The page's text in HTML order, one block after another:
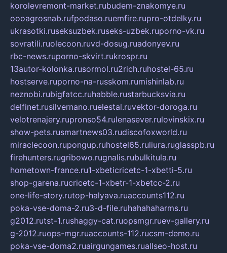
korolevremont-market.rubudem-znakomye.ru
oooagrosnab.rufpodaso.ruemfire.rupro-otdelky.ru
ukrasotki.ruseksuzbek.ruseks-uzbek.ruporno-vk.ru
sovratili.ruolecoon.ruvd-dosug.ruadonyev.ru
rbc-news.ruporno-skvirt.rukrospr.ru
13autor-kolonka.rusormol.ru2rich.ruhostel-65.ru
hostserve.ruporno-na-russkom.rumishinlab.ru
neznobi.rubigfatcc.ruhabble.rustarbucksvia.ru
delfinet.rusilvernano.ruelestal.ruvektor-doroga.ru
velotrenajery.rupronso54.rulenasever.rulovinskix.ru
show-pets.rusmartnews03.rudiscofoxworld.ru
miraclecoon.rupongup.ruhostel65.ruliura.ruglasspb.ru
firehunters.rugribowo.rugnalis.rubulkitula.ru
hometown-france.ru1-xbeticricetc-1-xbetti-5.ru
shop-garena.rucricetc-1-xbetr-1-xbetcc-2.ru
one-life-story.rutop-halyava.ruaccounts112.ru
poka-vse-doma-2.ru3-d-file.ruhahahaharms.ru
g2012.rutst-1.rushaggy-cat.ruopsmgr.ruev-gallery.ru
g-2012.ruops-mgr.ruaccounts-112.rucsm-demo.ru
poka-vse-doma2.ruairgungames.ruallseo-host.ru